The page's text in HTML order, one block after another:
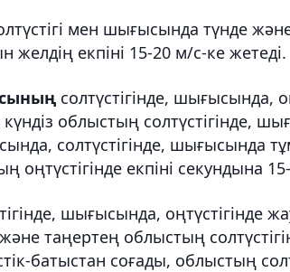
мен шығысында түнде
желдің екпіні 15-20 м/с-ке жетеді.
солтүстігінде, шығысында,
облыстың солтүстігінде,
солтүстігінде, шығысында
оңтүстігінде екпіні секундына
шығысында,
және таңертең облыстың
батыстан соғады, облыстың